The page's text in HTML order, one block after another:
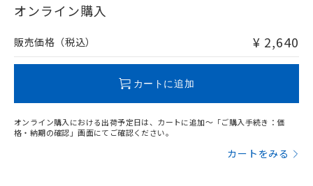
在庫等で未対応品が混在する可能性があります。
問い合わせください。
オンライン購入
販売価格（税込） ¥ 2,640
カートに追加
オンライン購入における出荷予定日は、カートに追加～「ご購入手続き：価
格・納期の確認」画面にてご確認ください。
カートをみる